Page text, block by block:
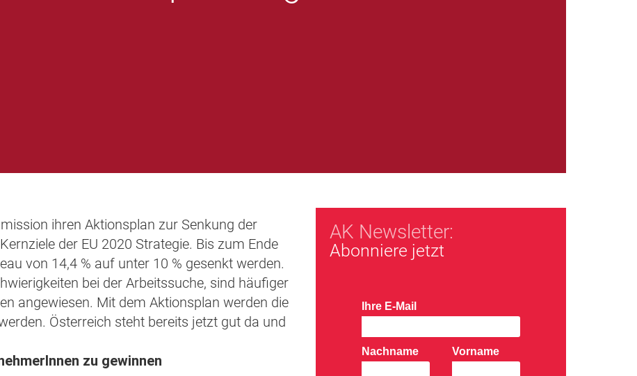
ihren Aktionsplan zur Senkung der
der EU 2020 Strategie. Bis zum Ende
von 14,4 % auf unter 10 % gesenkt werden.
bei der Arbeitssuche, sind häufiger
angewiesen. Mit dem Aktionsplan werden die
Österreich steht bereits jetzt gut da und
zu gewinnen
AK Newsletter:
Abonniere jetzt
Ihre E-Mail
Nachname Vorname